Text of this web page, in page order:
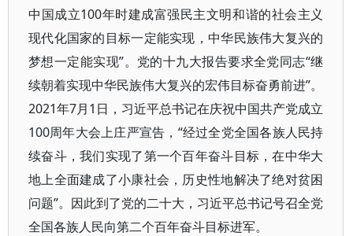
中国成立100年时建成富强民主文明和谐的社会主义
现代化国家的目标一定能实现，中华民族伟大复兴的
梦想一定能实现”。党的十九大报告要求全党同志“继
续朝着实现中华民族伟大复兴的宏伟目标奋勇前进”。
2021年7月1日，习近平总书记在庆祝中国共产党成立
100周年大会上庄严宣告，“经过全党全国各族人民持
续奋斗，我们实现了第一个百年奋斗目标，在中华大
地上全面建成了小康社会，历史性地解决了绝对贫困
问题”。因此到了党的二十大，习近平总书记号召全党
全国各族人民向第二个百年奋斗目标进军。